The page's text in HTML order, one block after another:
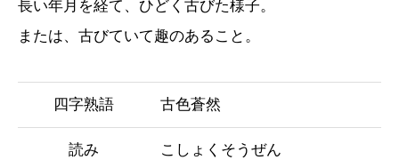
長い年月を経て、ひどく古びた様子。
または、古びていて趣のあること。
四字熟語 古色蒼然
読み こしょくそうぜん